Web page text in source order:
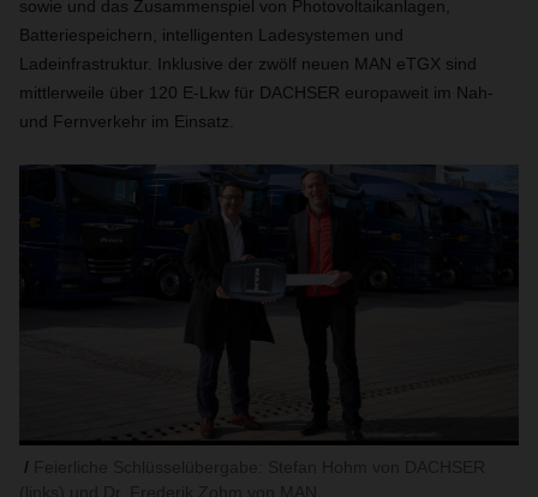
sowie und das Zusammenspiel von Photovoltaikanlagen,
Batteriespeichern, intelligenten Ladesystemen und
Ladeinfrastruktur. Inklusive der zwölf neuen MAN eTGX sind
mittlerweile über 120 E-Lkw für DACHSER europaweit im Nah-
und Fernverkehr im Einsatz.